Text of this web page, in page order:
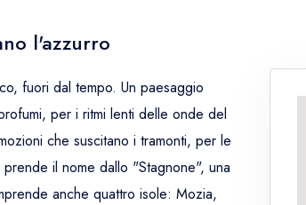
l'azzurro
fuori dal tempo. Un paesaggio
per i ritmi lenti delle onde del
che suscitano i tramonti, per le
il nome dallo "Stagnone", una
anche quattro isole: Mozia,